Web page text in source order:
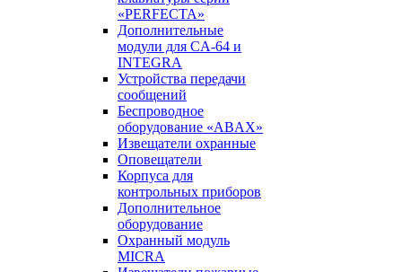
«PERFECTA»
Дополнительные
модули для CA-64 и
INTEGRA
Устройства передачи
сообщений
Беспроводное
оборудование «ABAX»
Извещатели охранные
Оповещатели
Корпуса для
контрольных приборов
Дополнительное
оборудование
Охранный модуль
MICRA